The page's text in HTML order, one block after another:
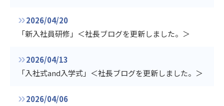
2026/04/20
「新入社員研修」＜社長ブログを更新しました。＞
2026/04/13
「入社式and入学式」＜社長ブログを更新しました。＞
2026/04/06